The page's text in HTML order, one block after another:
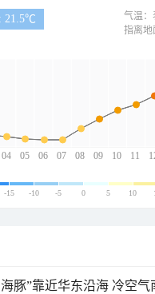
21.5℃
04 05 06 07 08 09 10 11
气温：
指离地
-15 -10 -5 0 5 10
豚”靠近华东沿海 冷空